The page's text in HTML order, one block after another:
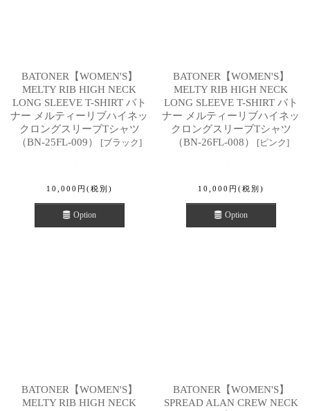
BATONER【WOMEN'S】
MELTY RIB HIGH NECK
LONG SLEEVE T-SHIRT バト
ナー メルティーリブハイネッ
クロングスリーブTシャツ
（BN-25FL-009）
[ブラック]
10,000 円 (税別)
Option
BATONER【WOMEN'S】
MELTY RIB HIGH NECK
LONG SLEEVE T-SHIRT バト
ナー メルティーリブハイネッ
クロングスリーブTシャツ
（BN-26FL-008）
[ピンク]
10,000 円 (税別)
Option
BATONER【WOMEN'S】
MELTY RIB HIGH NECK
BATONER【WOMEN'S】
SPREAD ALAN CREW NECK